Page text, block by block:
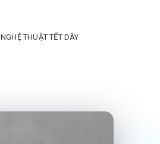
NGHỆ THUẬT TẾT DÂY